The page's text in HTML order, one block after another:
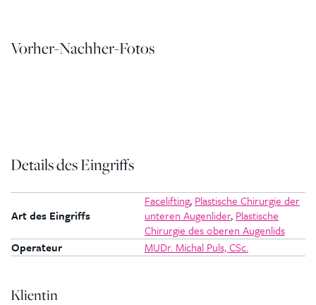
Vorher-Nachher-Fotos
Details des Eingriffs
Art des Eingriffs
Facelifting, Plastische Chirurgie der
unteren Augenlider, Plastische
Chirurgie des oberen Augenlids
Operateur
MUDr. Michal Puls, CSc.
Klientin